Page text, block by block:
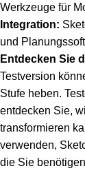
Werkzeuge für
Integration:
und
Entdecken Sie
Testversion
Stufe heben.
entdecken Sie,
transformieren
verwenden,
die Sie